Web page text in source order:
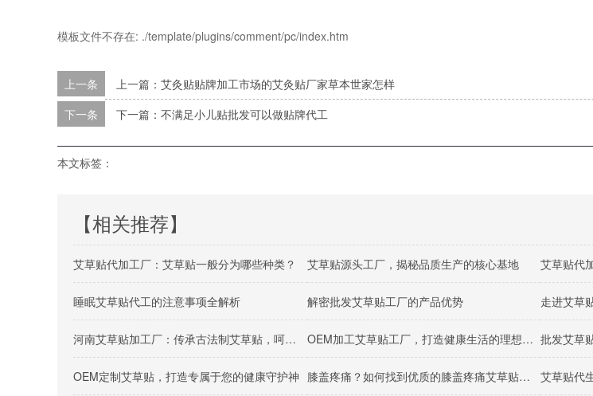
模板文件不存在: ./template/plugins/comment/pc/index.htm
上一条
上一篇：艾灸贴贴牌加工市场的艾灸贴厂家草本世家怎样
下一条
下一篇：不满足小儿贴批发可以做贴牌代工
本文标签：
【相关推荐】
艾草贴代加工厂：艾草贴一般分为哪些种类？ 艾草贴源头工厂，揭秘品质生产的核心基地 艾草贴代
睡眠艾草贴代工的注意事项全解析 解密批发艾草贴工厂的产品优势
​河南艾草贴加工厂：传承古法制艾草贴，呵护千年智慧养生秘籍 OEM加工艾草贴工厂，打造健康生活的理想选择 批发艾草
OEM定制艾草贴，打造专属于您的健康守护神 膝盖疼痛？如何找到优质的膝盖疼痛艾草贴批发代理厂家 艾草贴代